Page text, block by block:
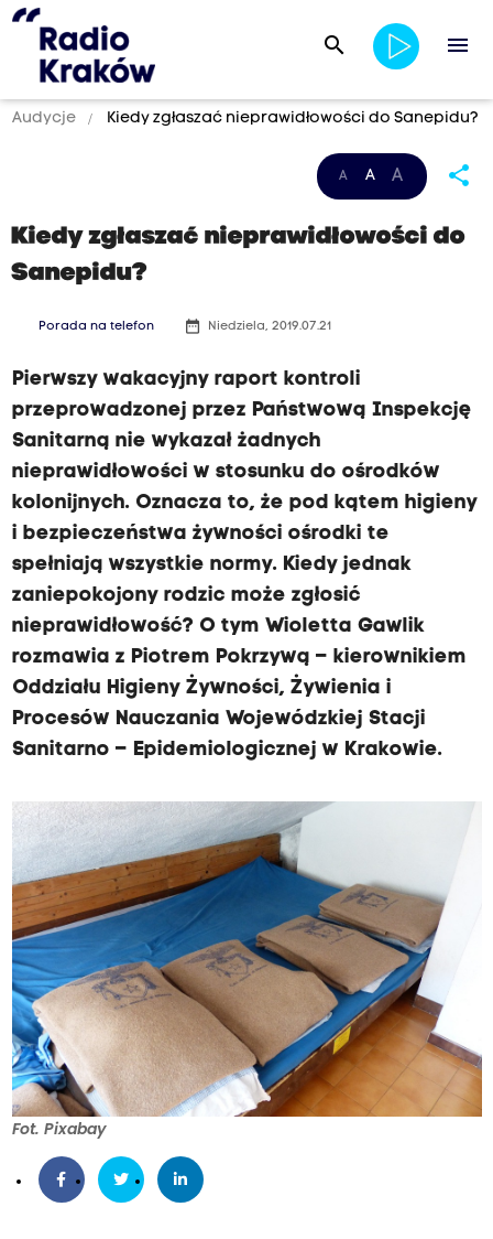
search menu
Audycje Kiedy zgłaszać nieprawidłowości do Sanepidu?
A A A share
Kiedy zgłaszać nieprawidłowości do
Sanepidu?
Porada na telefon date_range Niedziela, 2019.07.21
Pierwszy wakacyjny raport kontroli
przeprowadzonej przez Państwową Inspekcję
Sanitarną nie wykazał żadnych
nieprawidłowości w stosunku do ośrodków
kolonijnych. Oznacza to, że pod kątem higieny
i bezpieczeństwa żywności ośrodki te
spełniają wszystkie normy. Kiedy jednak
zaniepokojony rodzic może zgłosić
nieprawidłowość? O tym Wioletta Gawlik
rozmawia z Piotrem Pokrzywą – kierownikiem
Oddziału Higieny Żywności, Żywienia i
Procesów Nauczania Wojewódzkiej Stacji
Sanitarno – Epidemiologicznej w Krakowie.
Fot. Pixabay